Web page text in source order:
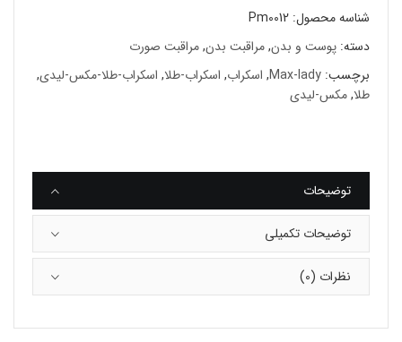
شناسه محصول: Pm0012
دسته: پوست و بدن,مراقبت بدن,مراقبت صورت
برچسب: Max-lady
, اسكراب, اسكراب-طلا, اسكراب-طلا-مكس-ليدی,
طلا,مكس-ليدی
توضیحات
توضیحات تکمیلی
نظرات (0)